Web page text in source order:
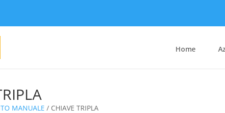
Home
MANUALE / CHIAVE TRIPLA